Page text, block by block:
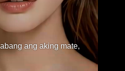
ang aking mate,